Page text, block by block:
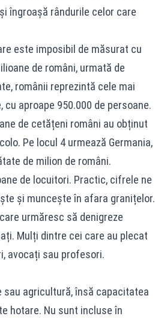
îngroașă rândurile celor care
este imposibil de măsurat cu
de români, urmată de
românii reprezintă cele mai
aproape 950.000 de persoane.
de cetățeni români au obținut
Pe locul 4 urmează Germania,
de milion de români.
de locuitori. Practic, cifrele ne
și muncește în afara granițelor.
urmăresc să denigreze
Mulți dintre cei care au plecat
avocați sau profesori.
sau agricultură, însă capacitatea
hotare. Nu sunt incluse în